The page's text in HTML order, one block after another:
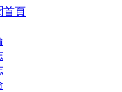
首頁